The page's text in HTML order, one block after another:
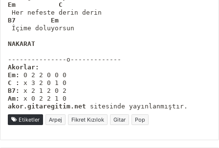
Em           C
B7         Em
İçime doluyorsun
NAKARAT
Akorlar:
Em: 0 2 2 0 0 0
C : x 3 2 0 1 0
B7:
Am:
akor.gitaregitim.net sitesinde yayınlanmıştır.
Etiketler Arpej Fikret Kızılok Gitar Pop